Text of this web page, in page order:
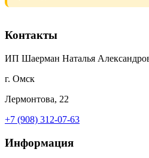
Контакты
ИП Шаерман Наталья
г. Омск
Лермонтова, 22
+7 (908) 312-07-63
Информация